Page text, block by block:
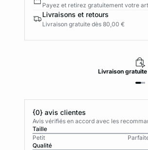
Payez et retirez gratuitement votre
Livraisons et retours
Livraison gratuite dès 80,00 €
Livraison gratuite
{0} avis clientes
Avis vérifiés en accord avec les
Taille
Petit
Qualité